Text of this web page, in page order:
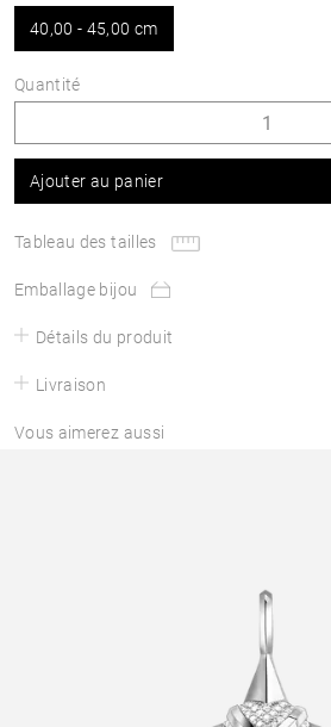
40,00 - 45,00 cm
Quantité
Ajouter au panier
Tableau des tailles
Emballage bijou
Détails du produit
Livraison
Vous aimerez aussi